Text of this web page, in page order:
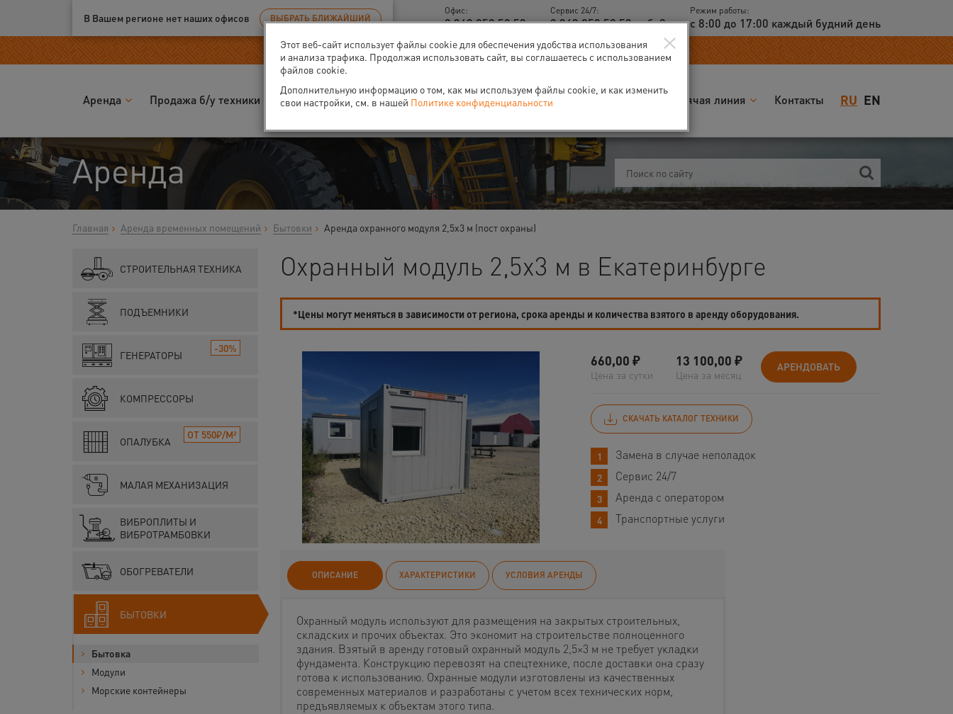
Ваш город:Екатеринбург
В Вашем регионе нет наших офисов ВЫБРАТЬ БЛИЖАЙШИЙ
Офис:
8 343 253 52 53
Сервис 24/7:
8 343 253 52 53 доб. 2
Режим работы:
с 8:00 до 17:00 каждый будний день
RU EN
Аренда Продажа б/у техники Запчасти О нас События Горячая линия Контакты
Аренда
Главная Аренда временных помещений Бытовки Аренда охранного модуля 2,5х3 м (пост охраны)
СТРОИТЕЛЬНАЯ ТЕХНИКА
ПОДЪЕМНИКИ
ГЕНЕРАТОРЫ
-30%
КОМПРЕССОРЫ
ОПАЛУБКА
ОТ 550₽/М²
МАЛАЯ МЕХАНИЗАЦИЯ
ВИБРОПЛИТЫ И
ВИБРОТРАМБОВКИ
ОБОГРЕВАТЕЛИ
БЫТОВКИ
Бытовка
Модули
Морские контейнеры
Охранный модуль 2,5х3 м в Екатеринбурге
*Цены могут меняться в зависимости от региона, срока аренды и количества взятого в аренду оборудования.
660,00 ₽
Цена за сутки
13 100,00 ₽
Цена за месяц
АРЕНДОВАТЬ
СКАЧАТЬ КАТАЛОГ ТЕХНИКИ
Замена в случае неполадок
Сервис 24/7
Аренда с оператором
Транспортные услуги
ОПИСАНИЕ ХАРАКТЕРИСТИКИ УСЛОВИЯ АРЕНДЫ
Охранный модуль используют для размещения на закрытых строительных,
складских и прочих объектах. Это экономит на строительстве полноценного
здания. Взятый в аренду готовый охранный модуль 2,5×3 м не требует укладки
фундамента. Конструкцию перевозят на спецтехнике, после доставки она сразу
готова к использованию. Охранные модули изготовлены из качественных
современных материалов и разработаны с учетом всех технических норм,
предъявляемых к объектам этого типа.
×
Этот веб-сайт использует файлы cookie для обеспечения удобства использования
и анализа трафика. Продолжая использовать сайт, вы соглашаетесь с использованием
файлов cookie.
Дополнительную информацию о том, как мы используем файлы cookie, и как изменить
свои настройки, см. в нашей Политике конфиденциальности